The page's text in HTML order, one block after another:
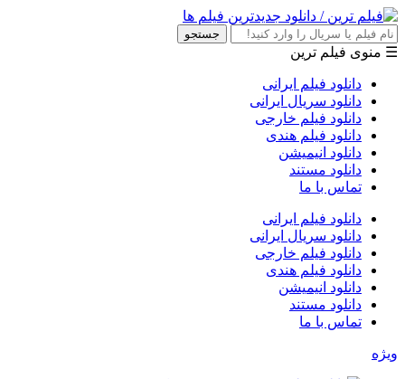
جستجو
☰ منوی فیلم ترین
دانلود فیلم ایرانی
دانلود سریال ایرانی
دانلود فیلم خارجی
دانلود فیلم هندی
دانلود انیمیشن
دانلود مستند
تماس با ما
دانلود فیلم ایرانی
دانلود سریال ایرانی
دانلود فیلم خارجی
دانلود فیلم هندی
دانلود انیمیشن
دانلود مستند
تماس با ما
ویژه